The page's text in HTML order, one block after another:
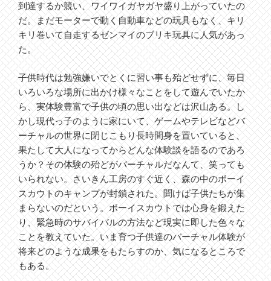
到達するか競い、ワイワイガヤガヤ盛り上がっていたの
だ。まだモーターで動く自動車などの玩具もなく、キリ
キリ巻いて自走するゼンマイのブリキ玩具に人気があっ
た。
子供時代は勉強嫌いでとくに習い事も殆どせずに、毎日
いろいろな場所に出かけ様々なことをして遊んでいたか
ら、実体験豊富で子供の頃の思い出などは沢山ある。し
かし現代っ子のように家にいて、ゲームやテレビなどバ
ーチャルの世界に閉じこもり長時間身を置いていると、
果たして大人になってからどんな体験談を語るのであろ
うか？その体験の殆どがバーチャルだなんて、笑っても
いられない。さいきん工房のすぐ近く、森の中のボーイ
スカウトのキャンプが封鎖された。聞けば子供たちが集
まらないのだという。ボーイスカウトでは心身を鍛えた
り、緊急時のサバイバルの方法など現実に即した色々な
ことを教えていた。いま育つ子供達のバーチャル体験が
将来どのような成果をもたらすのか、気になるところで
もある。